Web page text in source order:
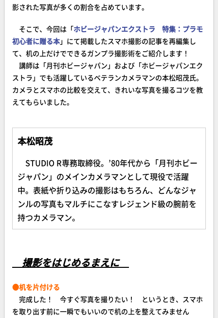
影された写真が多くの割合を占めています。
そこで、今回は「ホビージャパンエクストラ 特集：プラモ
初心者に贈る本」にて掲載したスマホ撮影の記事を再編集し
て、机の上だけでできるガンプラ撮影術をご紹介します！
講師は「月刊ホビージャパン」および「ホビージャパンエク
ストラ」でも活躍しているベテランカメラマンの本松昭茂氏。
カメラとスマホの比較を交えて、きれいな写真を撮るコツを教
えてもらいました。
本松昭茂
STUDIO R専務取締役。’80年代から「月刊ホビー
ジャパン」のメインカメラマンとして現役で活躍
中。表紙や折り込みの撮影はもちろん、どんなジャ
ンルの写真もマルチにこなすレジェンド級の腕前を
持つカメラマン。
撮影をはじめるまえに
●机を片付ける
完成した！ 今すぐ写真を撮りたい！ というとき、スマホ
を取り出す前に一瞬でもいいので机の上を整えてみません